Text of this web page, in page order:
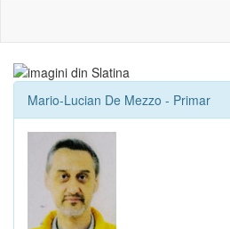
Mario-Lucian De Mezzo - Primar